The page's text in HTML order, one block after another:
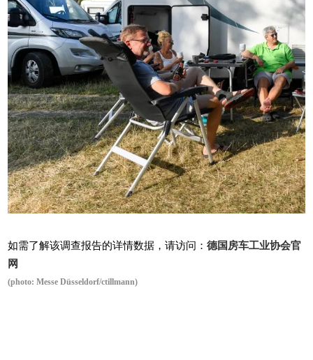
如需了解该调查报告的详情数据，请访问：德国房车工业协会官
网
(photo: Messe Düsseldorf/ctillmann)